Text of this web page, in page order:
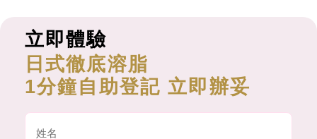
立即體驗
日式徹底溶脂
1分鐘自助登記 立即辦妥